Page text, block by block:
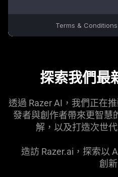
探索我們最
透過 Razer AI，我們正在
發者與創作者帶來更智慧
解，以及打造次世
造訪 Razer.ai，探索以
創新